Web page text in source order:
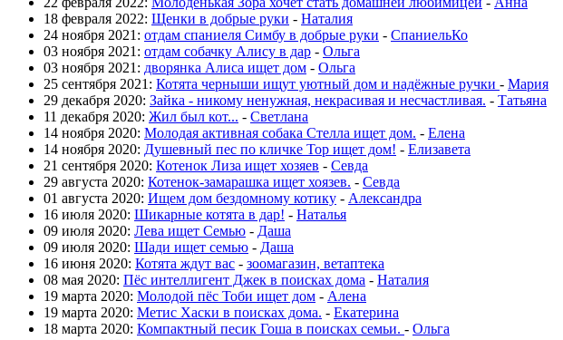
18 февраля 2022: Щенки в добрые руки - Наталия
24 ноября 2021: отдам спаниеля Симбу в добрые руки - СпаниельКо
03 ноября 2021: отдам собачку Алису в дар - Ольга
03 ноября 2021: дворянка Алиса ищет дом - Ольга
25 сентября 2021: Котята черныши ищут уютный дом и надёжные ручки - Мария
29 декабря 2020: Зайка - никому ненужная, некрасивая и несчастливая. - Татьяна
11 декабря 2020: Жил был кот... - Светлана
14 ноября 2020: Молодая активная собака Стелла ищет дом. - Елена
14 ноября 2020: Душевный пес по кличке Тор ищет дом! - Елизавета
21 сентября 2020: Котенок Лиза ищет хозяев - Севда
29 августа 2020: Котенок-замарашка ищет хоязев. - Севда
01 августа 2020: Ищем дом бездомному котику - Александра
16 июля 2020: Шикарные котята в дар! - Наталья
09 июля 2020: Лева ищет Семью - Даша
09 июля 2020: Шади ищет семью - Даша
16 июня 2020: Котята ждут вас - зоомагазин, ветаптека
08 мая 2020: Пёс интеллигент Джек в поисках дома - Наталия
19 марта 2020: Молодой пёс Тоби ищет дом - Алена
19 марта 2020: Метис Хаски в поисках дома. - Екатерина
18 марта 2020: Компактный песик Гоша в поисках семьи. - Ольга